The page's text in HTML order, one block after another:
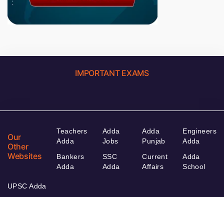
IMPORTANT EXAMS
Our
Other
Websites
Teachers
Adda
Bankers
Adda
Adda
Jobs
SSC
Adda
Adda
Punjab
Current
Affairs
Engineers
Adda
Adda
School
UPSC Adda